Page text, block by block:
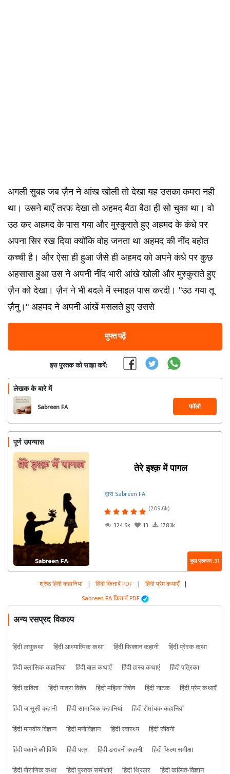
अगली सुबह जब ज़ैन ने आंख खोली तो देखा यह उसका कमरा नही
था। उसने बाएँ तरफ देखा तो अहमद बैठा बैठा ही सो चुका था। वो
उठ कर अहमद के पास गया और मुस्कुराते हुए अहमद के कंधे पर
अपना सिर रख दिया क्योंकि वोह जनता था अहमद की नींद बहोत
कच्ची है। और ऐसा ही हुआ जैसे ही अहमद को अपने कंधे पर कुछ
अहसास हुआ उस ने अपनी नींद भारी आंखे खोली और मुस्कुराते हुए
ज़ैन को देखा। ज़ैन ने भी बदले में स्माइल पास करदी। "उठ गया तू
ज़ैनु।" अहमद ने अपनी आंखें मसलते हुए उससे
मुफ्त पढ़ें
इस पुस्तक को साझा करें:
लेखक के बारे में
Sabreen FA फॉलो
पूर्ण उपन्यास
तेरे इश्क़ में पागल
द्वारा Sabreen FA
(209.6k)
324.6k
13 178.1k
कुल प्रकरण : 31
श्रेष्ठ हिंदी कहानियां | हिंदी किताबें PDF | हिंदी प्रेम कथाएँ |
Sabreen FA किताबें PDF
अन्य रसप्रद विकल्प
हिंदी लघुकथा हिंदी आध्यात्मिक कथा हिंदी फिक्शन कहानी
हिंदी प्रेरक कथा
हिंदी क्लासिक कहानियां
हिंदी बाल कथाएँ हिंदी हास्य कथाएं
हिंदी पत्रिका
हिंदी कविता
हिंदी यात्रा विशेष हिंदी महिला विशेष हिंदी नाटक
हिंदी प्रेम कथाएँ
हिंदी जासूसी कहानी
हिंदी सामाजिक कहानियां
हिंदी रोमांचक कहानियाँ
हिंदी मानवीय विज्ञान
हिंदी मनोविज्ञान हिंदी स्वास्थ्य
हिंदी जीवनी
हिंदी पकाने की विधि
हिंदी पत्र हिंदी डरावनी कहानी
हिंदी फिल्म समीक्षा
हिंदी पौराणिक कथा
हिंदी पुस्तक समीक्षाएं हिंदी थ्रिलर हिंदी कल्पित-विज्ञान